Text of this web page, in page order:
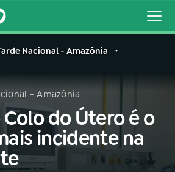
Buscar
Nacional - Amazônia
- Amazônia
do Útero é o
incidente na